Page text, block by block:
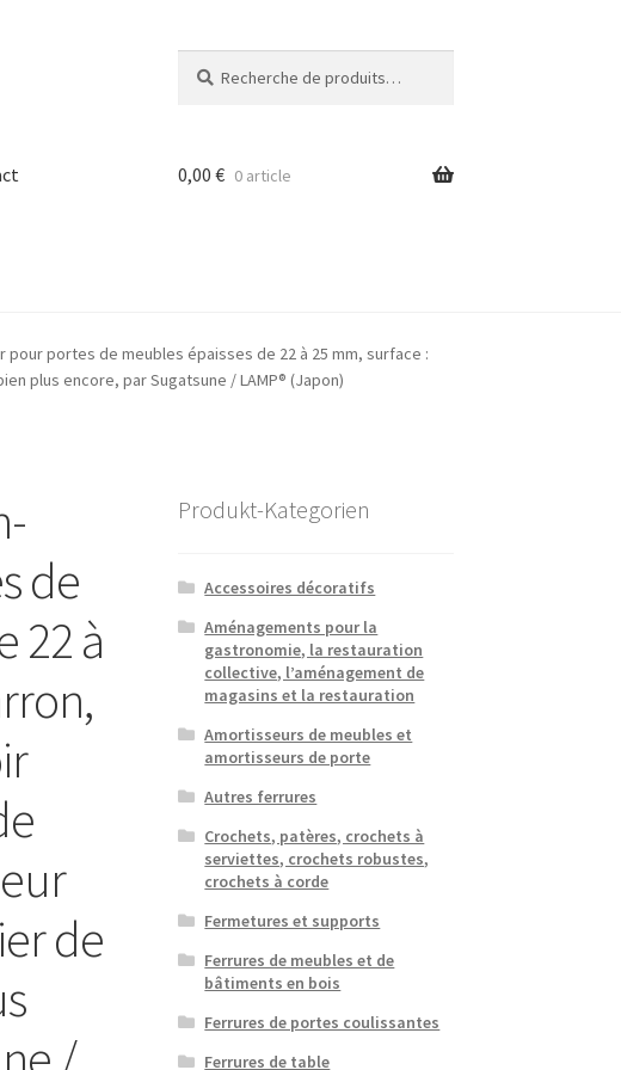
pour :
0,00 € 0 article
portes de meubles épaisses de 22 à 25 mm, surface :
plus encore, par Sugatsune / LAMP® (Japon)
de
22 à
de
Produkt-Kategorien
Accessoires décoratifs
Aménagements pour la
gastronomie, la restauration
collective, l’aménagement de
magasins et la restauration
Amortisseurs de meubles et
amortisseurs de porte
Autres ferrures
Crochets, patères, crochets à
serviettes, crochets robustes,
crochets à corde
Fermetures et supports
Ferrures de meubles et de
bâtiments en bois
Ferrures de portes coulissantes
Ferrures de table